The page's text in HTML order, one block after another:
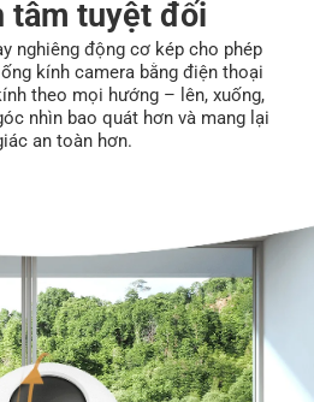
tâm tuyệt đối
nghiêng động cơ kép cho phép
kính camera bằng điện thoại
theo mọi hướng – lên, xuống,
nhìn bao quát hơn và mang lại
an toàn hơn.